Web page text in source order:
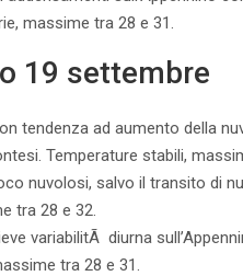
massime tra 28 e 31.
19 settembre
tendenza ad aumento della
Temperature stabili,
nuvolosi, salvo il transito di
tra 28 e 32.
variabilitÃ diurna
tra 28 e 31.